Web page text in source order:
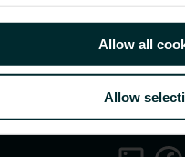
Allow all
Allow